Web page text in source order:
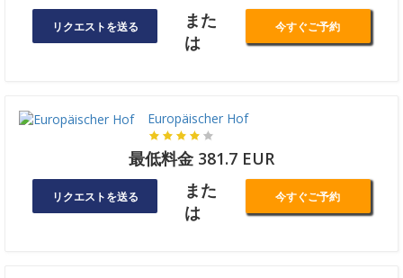
リクエストを送る
また
は
今すぐご予約
Europäischer Hof
最低料金 381.7 EUR
リクエストを送る
また
は
今すぐご予約